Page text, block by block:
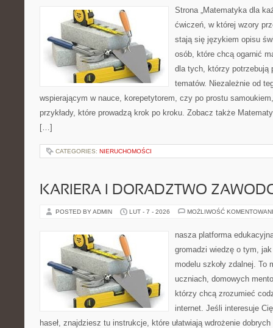
Strona „Matematyka dla
ćwiczeń, w której wzory
stają się językiem opisu
osób, które chcą ogarnić
dla tych, którzy potrzebują
tematów. Niezależnie od
wspierającym w nauce, korepetytorem, czy po prostu
przykłady, które prowadzą krok po kroku. Zobacz także
[…]
CATEGORIES: NIERUCHOMOŚCI
KARIERA I DORADZTWO
POSTED BY ADMIN LUT - 7 - 2026 MOŻLIWOŚĆ
nasza platforma
gromadzi wiedzę o tym,
modelu szkoły zdalnej. To
uczniach, domowych
którzy chcą zrozumieć
internet. Jeśli interesuje
haseł, znajdziesz tu instrukcje, które ułatwiają wdrożenie